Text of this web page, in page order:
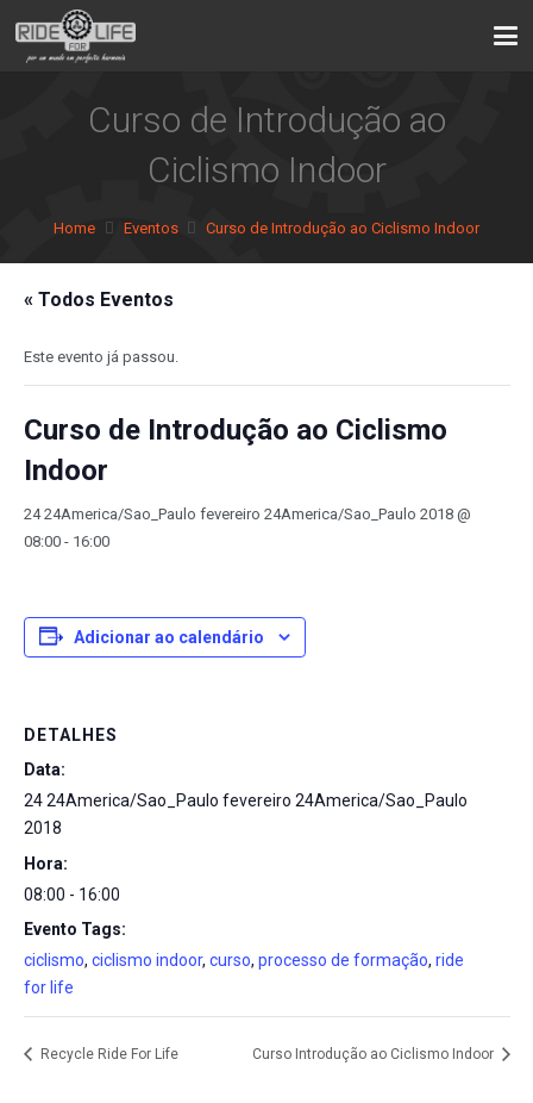
Curso de Introdução ao
Ciclismo Indoor
Home Eventos Curso de Introdução ao Ciclismo Indoor
« Todos Eventos
Este evento já passou.
Curso de Introdução ao Ciclismo
Indoor
24 24America/Sao_Paulo fevereiro 24America/Sao_Paulo 2018 @
08:00- 16:00
Adicionar ao calendário
DETALHES
Data:
24 24America/Sao_Paulo fevereiro 24America/Sao_Paulo
2018
Hora:
08:00 - 16:00
Evento Tags:
ciclismo, ciclismo indoor, curso, processo de formação, ride
for life
Recycle Ride For Life Curso Introdução ao Ciclismo Indoor